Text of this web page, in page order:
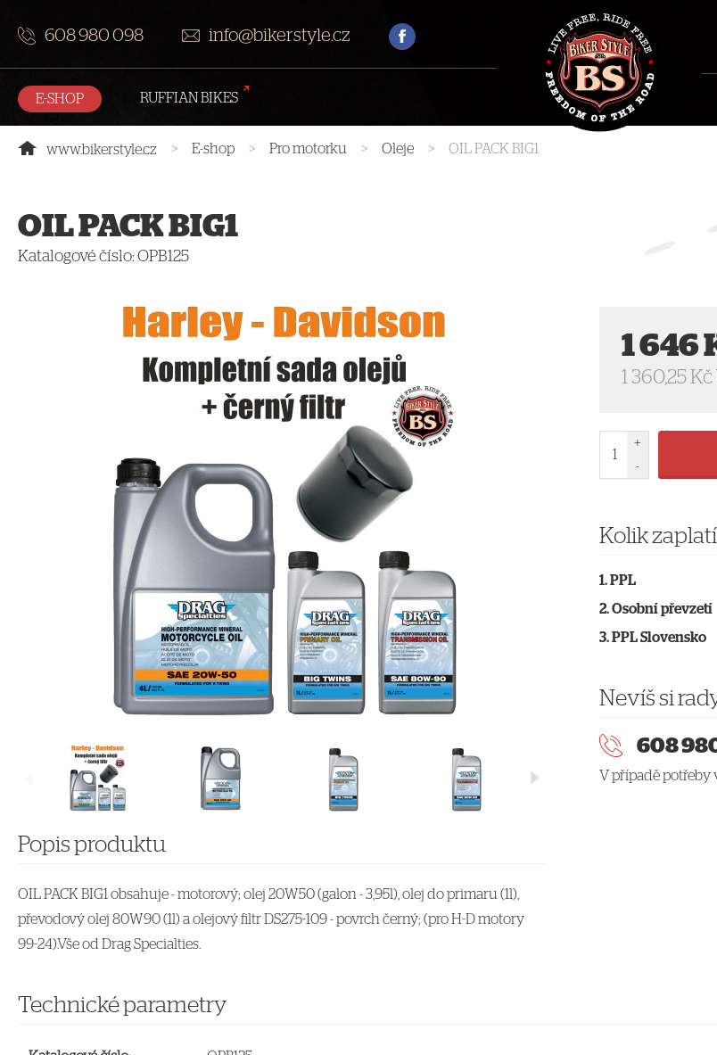
608 980 098 info@bikerstyle.cz
E-SHOP RUFFIAN BIKES
www.bikerstyle.cz > E-shop > Pro motorku > Oleje > OIL PACK BIG1
OIL PACK BIG1
Katalogové číslo: OPB125
Popis produktu
OIL PACK BIG1 obsahuje - motorový; olej 20W50 (galon - 3,95l), olej do primaru (1l),
převodový olej 80W90 (1l) a olejový filtr DS275-109 - povrch černý; (pro H-D motory
99-24).Vše od Drag Specialties.
1 646
1 360,25
+
-
Kolik
PPL
Osobní převzetí
PPL Slovensko
Nevíš si
608
V případě potřeby
Technické parametry